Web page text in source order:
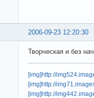
2006-09-23 12:20:30
Творческая и без
[img]http://
[img]http://
[img]http://